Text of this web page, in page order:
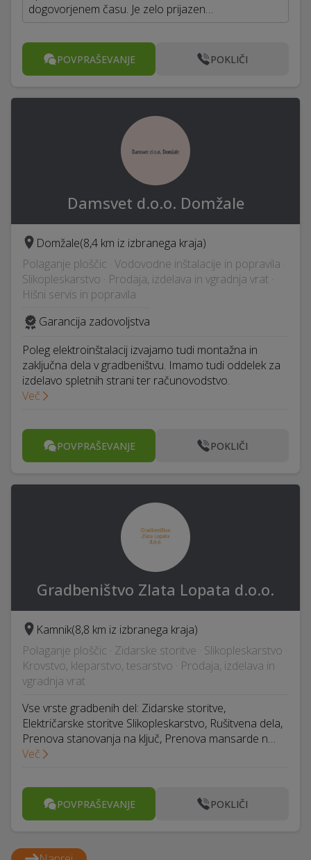
dogovorjenem času. Je zelo prijazen…
POVPRAŠEVANJE POKLIČI
Damsvet d.o.o. Domžale
Domžale(8,4 km iz izbranega kraja)
Polaganje ploščic · Vodovodne inštalacije in popravila ·
Slikopleskarstvo · Prodaja, izdelava in vgradnja vrat ·
Hišni servis in popravila
Garancija zadovoljstva
Poleg elektroinštalacij izvajamo tudi montažna in
zaključna dela v gradbeništvu. Imamo tudi oddelek za
izdelavo spletnih strani ter računovodstvo.
Več
POVPRAŠEVANJE POKLIČI
Gradbeništvo Zlata Lopata d.o.o.
Kamnik(8,8 km iz izbranega kraja)
Polaganje ploščic · Zidarske storitve · Slikopleskarstvo ·
Krovstvo, kleparstvo, tesarstvo · Prodaja, izdelava in
vgradnja vrat
Vse vrste gradbenih del: Zidarske storitve,
Električarske storitve Slikopleskarstvo, Rušitvena dela,
Prenova stanovanja na ključ, Prenova mansarde n…
Več
POVPRAŠEVANJE POKLIČI